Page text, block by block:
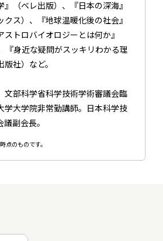
（ベレ出版）、『日本の深海』
クス）、『地球温暖化後の社会』
ストロバイオロジーとは何か』
『身近な疑問がスッキリわかる理
社）など。
文部科学省科学技術学術審議会臨
学大学院非常勤講師。日本科学技
副会長。
点のものです。